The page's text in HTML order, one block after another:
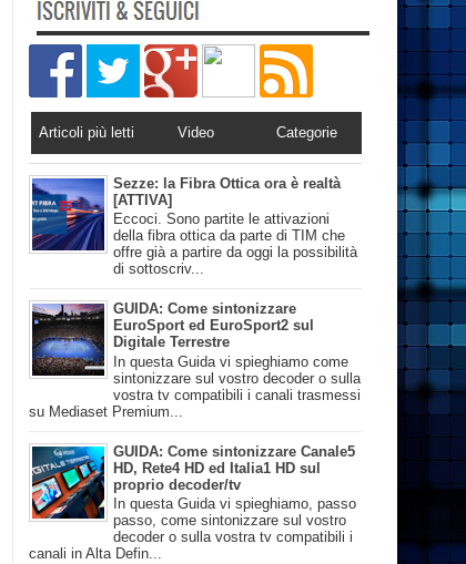
Articoli più letti Video Categorie
Sezze: la Fibra Ottica ora è realtà
[ATTIVA]
Eccoci. Sono partite le attivazioni
della fibra ottica da parte di TIM che
offre già a partire da oggi la possibilità
di sottoscriv...
GUIDA: Come sintonizzare
EuroSport ed EuroSport2 sul
Digitale Terrestre
In questa Guida vi spieghiamo come
sintonizzare sul vostro decoder o sulla
vostra tv compatibili i canali trasmessi
su Mediaset Premium...
GUIDA: Come sintonizzare Canale5
HD, Rete4 HD ed Italia1 HD sul
proprio decoder/tv
In questa Guida vi spieghiamo, passo
passo, come sintonizzare sul vostro
decoder o sulla vostra tv compatibili i
canali in Alta Defin...